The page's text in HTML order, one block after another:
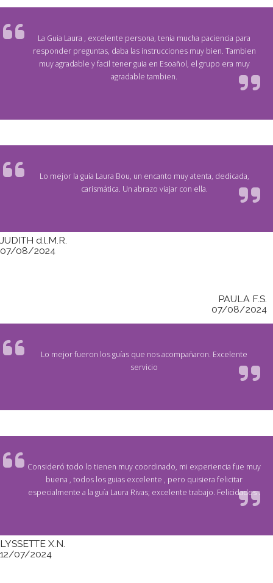
La Guia Laura , excelente persona, tenia mucha paciencia para
responder preguntas, daba las instrucciones muy bien. Tambien
muy agradable y facil tener guia en Esoañol, el grupo era muy
agradable tambien.
Lo mejor la guía Laura Bou, un encanto muy atenta, dedicada,
carismática. Un abrazo viajar con ella.
JUDITH d.l.M.R.
07/08/2024
PAULA F.S.
07/08/2024
Lo mejor fueron los guías que nos acompañaron. Excelente
servicio
Consideró todo lo tienen muy coordinado, mi experiencia fue muy
buena , todos los guias excelente , pero quisiera felicitar
especialmente a la guía Laura Rivas; excelente trabajo. Felicidades :
LYSSETTE X.N.
12/07/2024